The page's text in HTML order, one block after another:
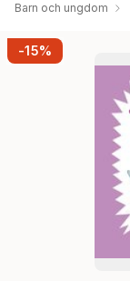
Barn och ungdom
-15%